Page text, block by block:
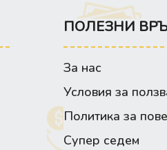
ПОЛЕЗНИ
За нас
Условия за
Политика за
Супер седем